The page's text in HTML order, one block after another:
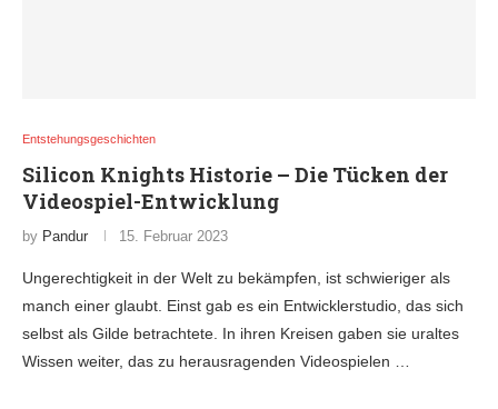
Entstehungsgeschichten
Silicon Knights Historie – Die Tücken der
Videospiel-Entwicklung
by Pandur 15. Februar 2023
Ungerechtigkeit in der Welt zu bekämpfen, ist schwieriger als
manch einer glaubt. Einst gab es ein Entwicklerstudio, das sich
selbst als Gilde betrachtete. In ihren Kreisen gaben sie uraltes
Wissen weiter, das zu herausragenden Videospielen …